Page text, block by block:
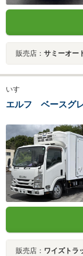
販売店： サミーオー
いすゞ
エルフ ベースグ
販売店： ワイズトラ